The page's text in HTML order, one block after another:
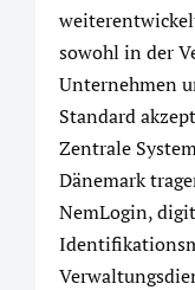
sowohl in der
Unternehmen
Standard
Zentrale
Dänemark
NemLogin,